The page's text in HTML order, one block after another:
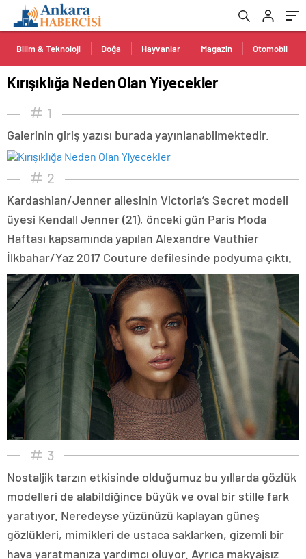
Bilim & Teknoloji Doğa Hayvanlar Magazin Otomobil
Kırışıklığa Neden Olan Yiyecekler
1
Galerinin giriş yazısı burada yayınlanabilmektedir.
2
Kardashian/Jenner ailesinin Victoria’s Secret modeli
üyesi Kendall Jenner (21), önceki gün Paris Moda
Haftası kapsamında yapılan Alexandre Vauthier
İlkbahar/Yaz 2017 Couture defilesinde podyuma çıktı.
3
Nostaljik tarzın etkisinde olduğumuz bu yıllarda gözlük
modelleri de alabildiğince büyük ve oval bir stille fark
yaratıyor. Neredeyse yüzünüzü kaplayan güneş
gözlükleri, mimikleri de ustaca saklarken, gizemli bir
hava yaratmanıza yardımcı oluyor. Ayrıca makyajsız